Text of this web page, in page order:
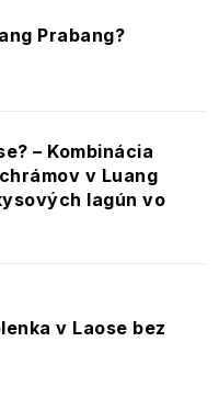
Prabang?
– Kombinácia
v Luang
lagún vo
v Laose bez